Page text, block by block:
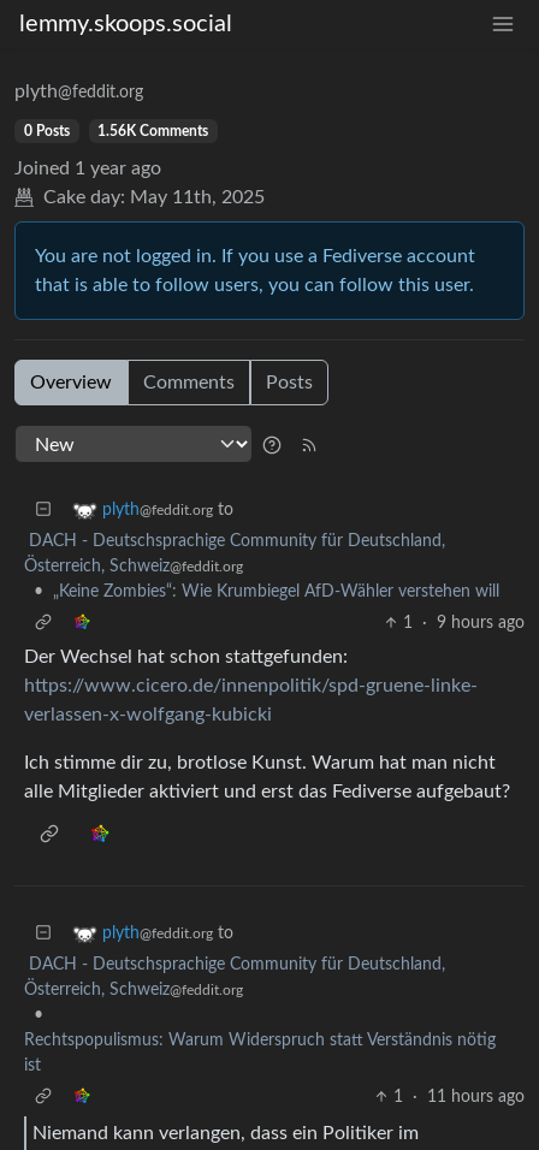
lemmy.skoops.social
plyth@feddit.org
0 Posts 1.56K Comments
Joined 1 year ago
Cake day: May 11th, 2025
You are not logged in. If you use a Fediverse account
that is able to follow users, you can follow this user.
Overview Comments Posts
plyth@feddit.org to
DACH - Deutschsprachige Community für Deutschland,
Österreich, Schweiz@feddit.org
•
„Keine Zombies“: Wie Krumbiegel AfD-Wähler verstehen will
1
· 9 hours ago
Der Wechsel hat schon stattgefunden:
https://www.cicero.de/innenpolitik/spd-gruene-linke-
verlassen-x-wolfgang-kubicki
Ich stimme dir zu, brotlose Kunst. Warum hat man nicht
alle Mitglieder aktiviert und erst das Fediverse aufgebaut?
plyth@feddit.org to
DACH - Deutschsprachige Community für Deutschland,
Österreich, Schweiz@feddit.org
•
Rechtspopulismus: Warum Widerspruch statt Verständnis nötig
ist
1
· 11 hours ago
Niemand kann verlangen, dass ein Politiker im